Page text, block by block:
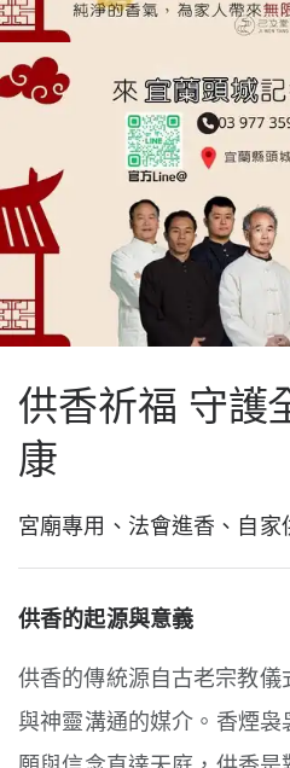
供香祈福 守護
康
宮廟專用、法會進香、自家
供香的起源與意義
供香的傳統源自古老宗教儀
與神靈溝通的媒介。 香煙袅